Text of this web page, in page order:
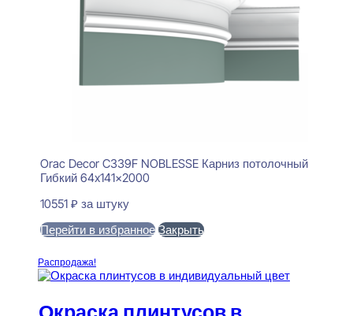
Orac Decor C339F NOBLESSE Карниз потолочный
Гибкий 64x141x2000
10551 ₽ за штуку
Перейти в избранное Закрыть
Распродажа!